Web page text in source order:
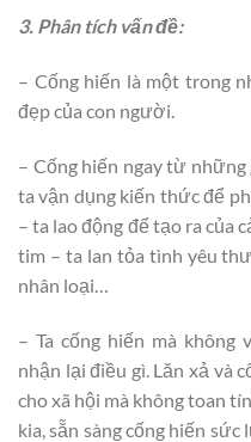
3. Phân tích vấn đề:
– Cống hiến là một trong
đẹp của con người.
– Cống hiến ngay từ
ta vận dụng kiến thức để
– ta lao động để tạo ra của
tim – ta lan tỏa tình yêu
nhân loại…
– Ta cống hiến mà
nhận lại điều gì. Lăn xả và
cho xã hội mà không toan
kia, sẵn sàng cống hiến